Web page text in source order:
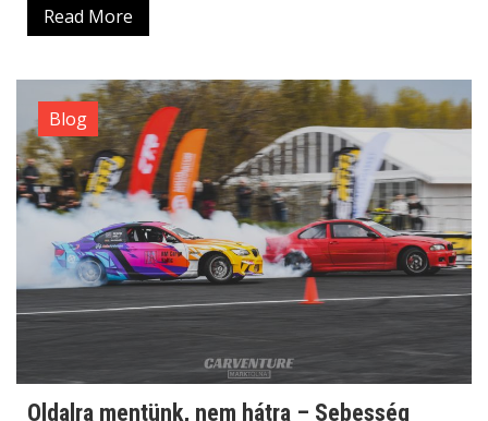
Read More
Blog
Oldalra mentünk, nem hátra – Sebesség